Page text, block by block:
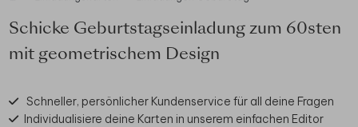
Schicke Geburtstagseinladung zum 60sten
mit geometrischem Design
Schneller, persönlicher Kundenservice für all deine Fragen
Individualisiere deine Karten in unserem einfachen Editor